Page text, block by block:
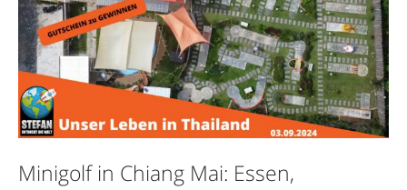
Minigolf in Chiang Mai: Essen,